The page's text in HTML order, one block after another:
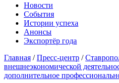
Новости
События
Истории успеха
Анонсы
Экспортёр года
Главная /Пресс-центр /
внешнеэкономической
дополнительное